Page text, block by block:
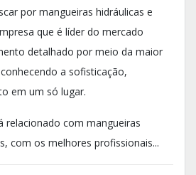
por mangueiras hidráulicas e
que é líder do mercado
detalhado por meio da maior
a sofisticação,
em um só lugar.
relacionado com mangueiras
com os melhores profissionais...